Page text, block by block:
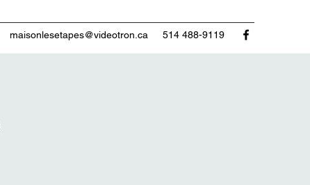
maisonlesetapes@videotron.ca 514 488-9119